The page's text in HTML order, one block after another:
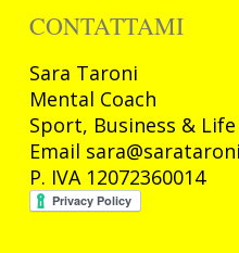
CONTATTAMI
Sara Taroni
Mental Coach
Sport, Business &
Email
P. IVA 12072360014